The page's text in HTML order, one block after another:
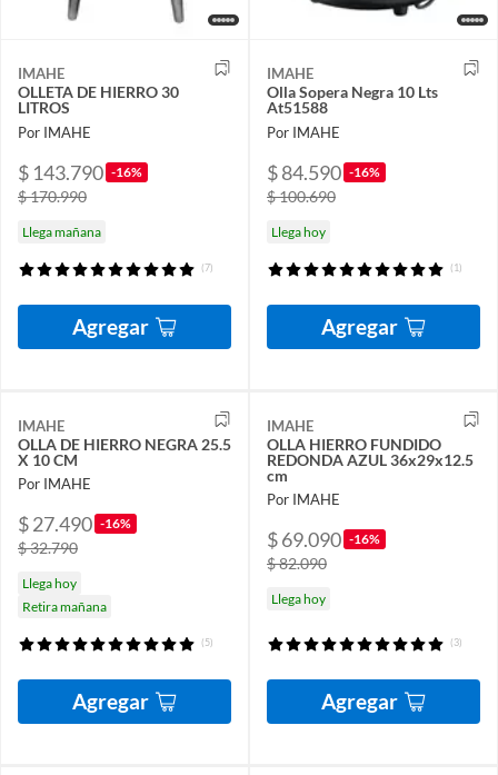
IMAHE
OLLETA DE HIERRO 30
LITROS
Por IMAHE
$ 143.790 -16%
$ 170.990
Llega mañana
(7)
Agregar
IMAHE
Olla Sopera Negra 10 Lts
At51588
Por IMAHE
$ 84.590 -16%
$ 100.690
Llega hoy
(1)
Agregar
IMAHE
OLLA DE HIERRO NEGRA 25.5
X 10 CM
Por IMAHE
$ 27.490 -16%
$ 32.790
Llega hoy
Retira mañana
(5)
Agregar
IMAHE
OLLA HIERRO FUNDIDO
REDONDA AZUL 36x29x12.5
cm
Por IMAHE
$ 69.090 -16%
$ 82.090
Llega hoy
(3)
Agregar